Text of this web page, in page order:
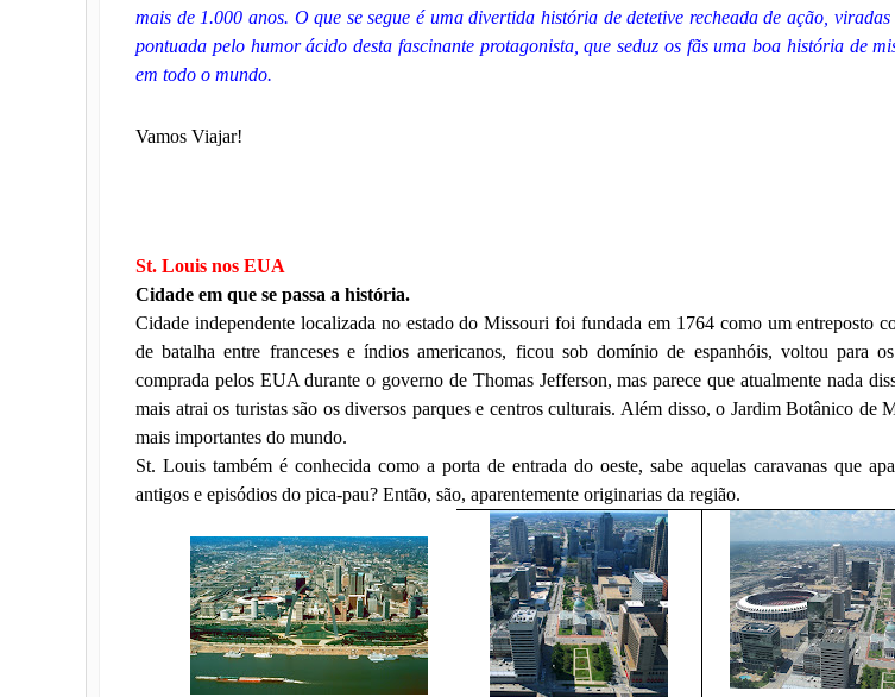
mais de 1.000 anos. O que se segue é uma divertida história de detetive recheada de ação, viradas
pontuada pelo humor ácido desta fascinante protagonista, que seduz os fãs uma boa história de
em todo o mundo.
Vamos Viajar!
St. Louis nos EUA
Cidade em que se passa a história.
Cidade independente localizada no estado do Missouri foi fundada em 1764 como um entreposto
de batalha entre franceses e índios americanos, ficou sob domínio de espanhóis, voltou para
comprada pelos EUA durante o governo de Thomas Jefferson, mas parece que atualmente nada
mais atrai os turistas são os diversos parques e centros culturais. Além disso, o Jardim Botânico de
mais importantes do mundo.
St. Louis também é conhecida como a porta de entrada do oeste, sabe aquelas caravanas que
antigos e episódios do pica-pau? Então, são, aparentemente originarias da região.